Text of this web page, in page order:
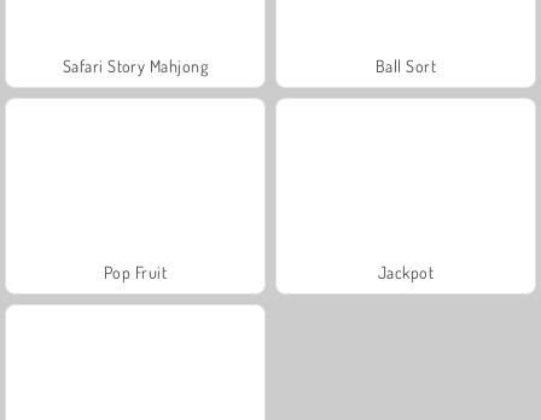
Safari Story Mahjong Ball Sort
Pop Fruit Jackpot